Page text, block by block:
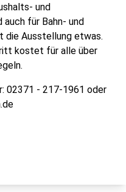
und
für Bahn- und
Ausstellung etwas.
kostet für alle über
02371 - 217-1961 oder